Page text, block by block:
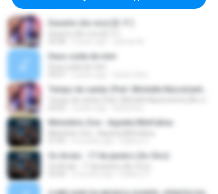
Deserto (Ao vivo) [E. P. ]
Deus cuida de mim
Ministério Zoe - Aquieta Minh'alma
Os Arrais - 17 de janeiro (Ao Vivo)